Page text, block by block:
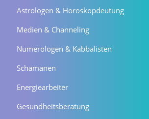
Astrologen & Horoskopdeutung
Medien & Channeling
Numerologen & Kabbalisten
Schamanen
Energiearbeiter
Gesundheitsberatung